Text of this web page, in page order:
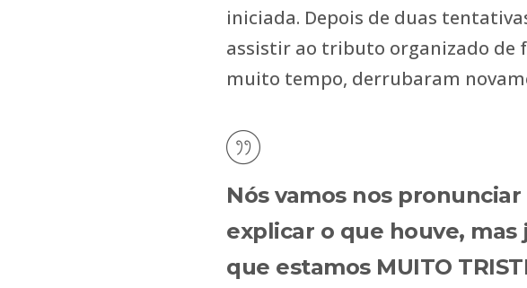
iniciada. Depois de duas
assistir ao tributo organizado de
muito tempo, derrubaram
Nós vamos nos
explicar o que houve,
que estamos MUITO